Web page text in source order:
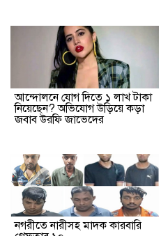
আন্দোলনে যোগ দিতে ১ লাখ টাকা
নিয়েছেন? অভিযোগ উড়িয়ে কড়া
জবাব উরফি জাভেদের
নগরীতে নারীসহ মাদক কারবারি